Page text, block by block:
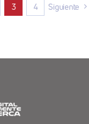
3 4 Siguiente